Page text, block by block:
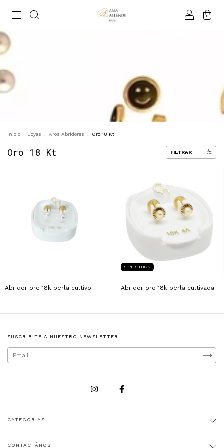
0
Inicio Joyas Aros Abridores Oro 18 Kt
Oro 18 Kt FILTRAR
Abridor oro 18k perla cultivo
SIN STOCK
Abridor oro 18k perla cultivada
SUSCRIBITE A NUESTRO NEWSLETTER
CATEGORÍAS
CONTACTÁNOS